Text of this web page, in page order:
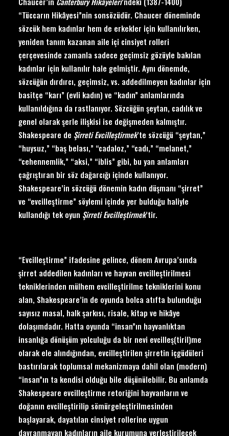
“Tüccarın Hikâyesi”nin sonsözüdür. Chaucer döneminde
sözcük hem kadınlar hem de erkekler için kullanılırken,
yeniden tanım kazanan aile içi cinsiyet rolleri
çerçevesinde zamanla sadece geçimsiz gözüyle bakılan
kadınlar için kullanılır hale gelmiştir. Aynı dönemde,
sözcüğün dırdırcı, geçimsiz, vs. addedilmeyen kadınlar için
basitçe “karı” (evli kadın) ve “kadın” anlamlarında
kullanıldığına da rastlanıyor. Sözcüğün şeytan, cadılık ve
genel olarak şerle ilişkisi ise değişmeden kalmıştır.
Shakespeare de Şirreti Evcilleştirmek’te sözcüğü “şeytan,”
“huysuz,” “baş belası,” “cadaloz,” “cadı,” “melanet,”
“cehennemlik,” “aksi,” “iblis” gibi, bu yan anlamları
çağrıştıran bir söz dağarcığı içinde kullanıyor.
Shakespeare’in sözcüğü dönemin kadın düşmanı “şirret”
ve “evcilleştirme” söylemi içinde yer bulduğu haliyle
kullandığı tek oyun Şirreti Evcilleştirmek’tir.
“Evcilleştirme” ifadesine gelince, dönem Avrupa’sında
şirret addedilen kadınları ve hayvan evcilleştirilmesi
tekniklerinden mülhem evcilleştirilme tekniklerini konu
alan, Shakespeare’in de oyunda bolca atıfta bulunduğu
sayısız masal, halk şarkısı, risale, kitap ve hikâye
dolaşımdadır. Hatta oyunda “insan”ın hayvanlıktan
insanlığa dönüşüm yolculuğu da bir nevi evcilleş(tiril)me
olarak ele alındığından, evcilleştirilen şirretin içgüdüleri
bastırılarak toplumsal mekanizmaya dahil olan (modern)
“insan”ın ta kendisi olduğu bile düşünülebilir. Bu anlamda
Shakespeare evcilleştirme retoriğini hayvanların ve
doğanın evcilleştirilip sömürgeleştirilmesinden
başlayarak, dayatılan cinsiyet rollerine uygun
davranmayan kadınların aile kurumuna yerleştirilecek